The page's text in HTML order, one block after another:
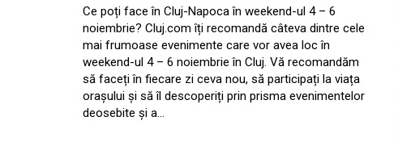
Ce poți face în Cluj-Napoca în weekend-ul 4 – 6
noiembrie? Cluj.com îți recomandă câteva dintre cele
mai frumoase evenimente care vor avea loc în
weekend-ul 4 – 6 noiembrie în Cluj. Vă recomandăm
să faceți în fiecare zi ceva nou, să participați la viața
orașului și să îl descoperiți prin prisma evenimentelor
deosebite și a…